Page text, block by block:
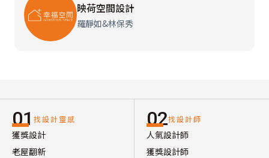
映荷空間設計
羅靜如&林保秀
01 找設計靈感
獲獎設計
老屋翻新
02找設計師
人氣設計師
獲獎設計師